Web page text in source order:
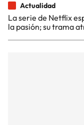
Actualidad
La serie de Netflix
la pasión; su trama